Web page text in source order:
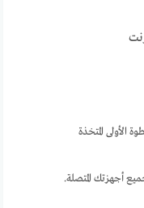
الأولى المتخذة
أجهزتك المتصلة.